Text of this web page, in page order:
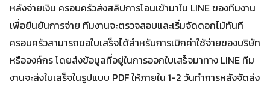
หลังจ่ายเงิน ครอบครัวส่งสลิปการโอนเข้ามาใน LINE ของทีมงาน
เพื่อยืนยันการจ่าย ทีมงานจะตรวจสอบและเริ่มจัดดอกไม้ทันที
ครอบครัวสามารถขอใบเสร็จได้สำหรับการเบิกค่าใช้จ่ายของบริษัท
หรือองค์กร โดยส่งข้อมูลที่อยู่ในการออกใบเสร็จมาทาง LINE ทีม
งานจะส่งใบเสร็จในรูปแบบ PDF ให้ภายใน 1-2 วันทำการหลังจัดส่ง